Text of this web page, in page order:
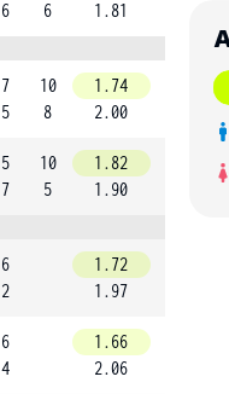
6
6
1.81
7
5
10
8
1.74
2.00
5
7
10
5
1.82
1.90
6
2
1.72
1.97
6
4
1.66
2.06